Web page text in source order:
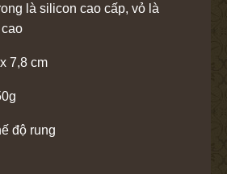
là silicon cao cấp, vỏ là
7,8 cm
độ rung